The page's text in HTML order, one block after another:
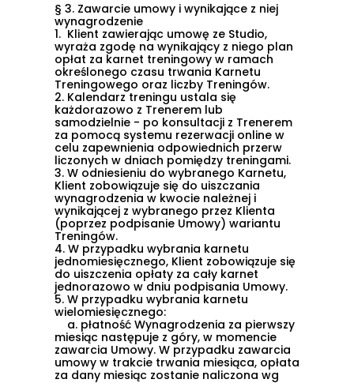
§ 3. Zawarcie umowy i wynikające z niej
wynagrodzenie
1. Klient zawierając umowę ze Studio,
wyraża zgodę na wynikający z niego plan
opłat za karnet treningowy w ramach
określonego czasu trwania Karnetu
Treningowego oraz liczby Treningów.
2. Kalendarz treningu ustala się
każdorazowo z Trenerem lub
samodzielnie - po konsultacji z Trenerem
za pomocą systemu rezerwacji online w
celu zapewnienia odpowiednich przerw
liczonych w dniach pomiędzy treningami.
3. W odniesieniu do wybranego Karnetu,
Klient zobowiązuje się do uiszczania
wynagrodzenia w kwocie należnej i
wynikającej z wybranego przez Klienta
(poprzez podpisanie Umowy) wariantu
Treningów.
4. W przypadku wybrania karnetu
jednomiesięcznego, Klient zobowiązuje się
do uiszczenia opłaty za cały karnet
jednorazowo w dniu podpisania Umowy.
5. W przypadku wybrania karnetu
wielomiesięcznego:
a. płatność Wynagrodzenia za pierwszy
miesiąc następuje z góry, w momencie
zawarcia Umowy. W przypadku zawarcia
umowy w trakcie trwania miesiąca, opłata
za dany miesiąc zostanie naliczona wg